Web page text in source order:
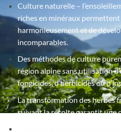
Culture naturelle –
riches en minéraux
harmonieusement et de
incomparables.
Des méthodes de culture
région alpine sans utilisation
fongicides, d’herbicides ou
La transformation des herbes
suivant la récolte garantit une